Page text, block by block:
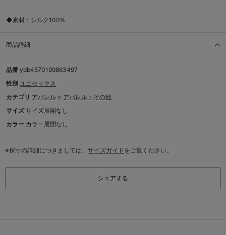
◆素材：シルク100%
商品詳細
品番 ydb4570199863497
性別 ユニセックス
カテゴリ アパレル > アパレル：その他
サイズ サイズ展開なし
カラー カラー展開なし
※採寸の詳細につきましては、 サイズガイドをご覧ください。
シェアする